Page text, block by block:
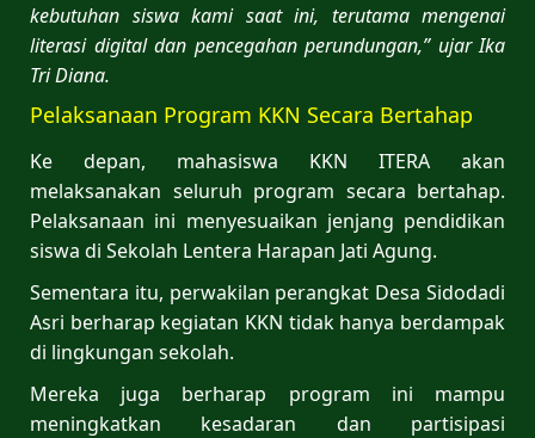
kebutuhan siswa kami saat ini, terutama mengenai
literasi digital dan pencegahan perundungan,” ujar Ika
Tri Diana.
Pelaksanaan Program KKN Secara Bertahap
Ke depan, mahasiswa KKN ITERA akan
melaksanakan seluruh program secara bertahap.
Pelaksanaan ini menyesuaikan jenjang pendidikan
siswa di Sekolah Lentera Harapan Jati Agung.
Sementara itu, perwakilan perangkat Desa Sidodadi
Asri berharap kegiatan KKN tidak hanya berdampak
di lingkungan sekolah.
Mereka juga berharap program ini mampu
meningkatkan kesadaran dan partisipasi